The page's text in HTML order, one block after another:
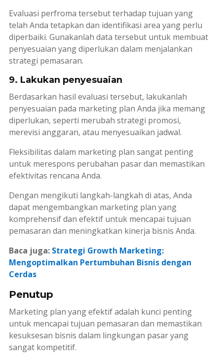
Evaluasi perfroma tersebut terhadap tujuan yang
telah Anda tetapkan dan identifikasi area yang perlu
diperbaiki. Gunakanlah data tersebut untuk membuat
penyesuaian yang diperlukan dalam menjalankan
strategi pemasaran.
9. Lakukan penyesuaian
Berdasarkan hasil evaluasi tersebut, lakukanlah
penyesuaian pada marketing plan Anda jika memang
diperlukan, seperti merubah strategi promosi,
merevisi anggaran, atau menyesuaikan jadwal.
Fleksibilitas dalam marketing plan sangat penting
untuk merespons perubahan pasar dan memastikan
efektivitas rencana Anda.
Dengan mengikuti langkah-langkah di atas, Anda
dapat mengembangkan marketing plan yang
komprehensif dan efektif untuk mencapai tujuan
pemasaran dan meningkatkan kinerja bisnis Anda.
Baca juga: Strategi Growth Marketing:
Mengoptimalkan Pertumbuhan Bisnis dengan
Cerdas
Penutup
Marketing plan yang efektif adalah kunci penting
untuk mencapai tujuan pemasaran dan memastikan
kesuksesan bisnis dalam lingkungan pasar yang
sangat kompetitif.